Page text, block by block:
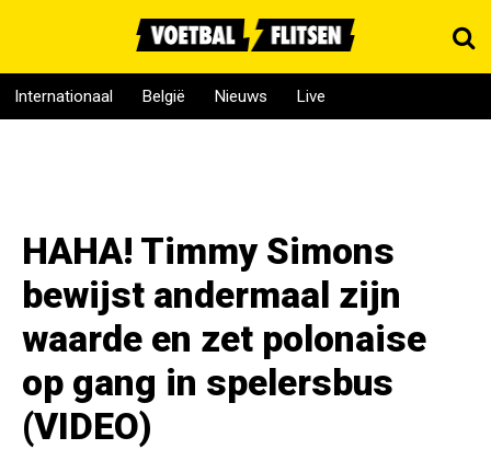
Internationaal België Nieuws Live
HAHA! Timmy Simons
bewijst andermaal zijn
waarde en zet polonaise
op gang in spelersbus
(VIDEO)